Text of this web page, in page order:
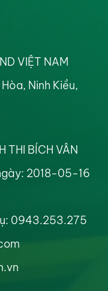
VIỆT NAM
Ninh Kiều,
THI BÍCH VÂN
2018-05-16
0943.253.275